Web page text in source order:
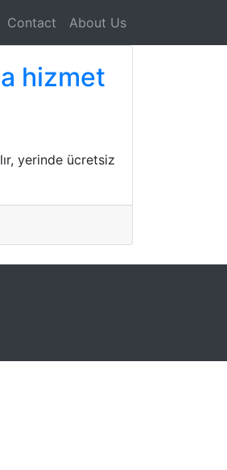
Contact About Us
hizmet
yerinde ücretsiz